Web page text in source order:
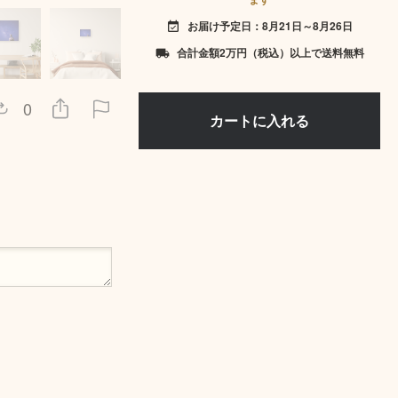
0
event_available お届け予定日：8月21日～8月26日
local_shipping 合計金額2万円（税込）以上で送料無料